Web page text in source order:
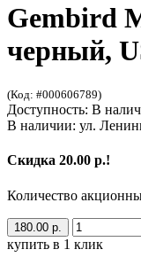
Gembird
черный,
(Код: #000606789)
Доступность: В
В наличии: ул.
Скидка 20.00 р.!
Количество
180.00 р.
купить в 1 клик